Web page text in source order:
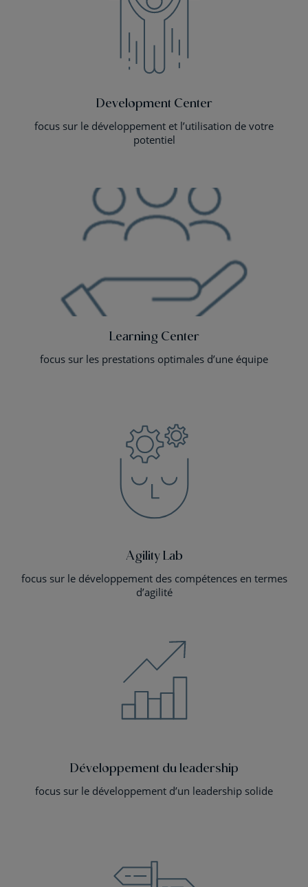
Development Center
focus sur le développement et l’utilisation de votre
potentiel
Learning Center
focus sur les prestations optimales d’une équipe
Agility Lab
focus sur le développement des compétences en termes
d’agilité
Développement du leadership
focus sur le développement d’un leadership solide